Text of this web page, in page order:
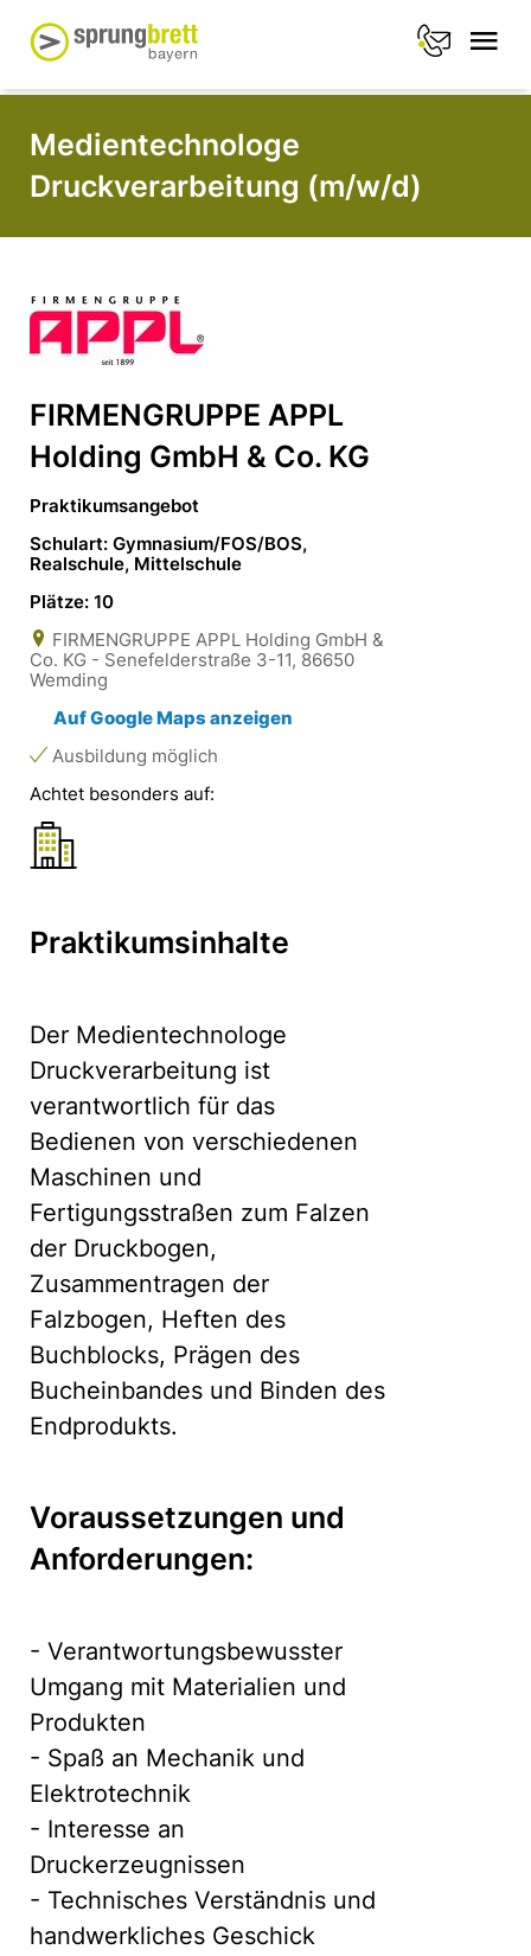
Medientechnologe
Druckverarbeitung (m/w/d)
FIRMENGRUPPE APPL
Holding GmbH & Co. KG
Praktikumsangebot
Schulart: Gymnasium/FOS/BOS,
Realschule, Mittelschule
Plätze: 10
FIRMENGRUPPE APPL Holding GmbH &
Co. KG - Senefelderstraße 3-11, 86650
Wemding
Auf Google Maps anzeigen
Ausbildung möglich
Achtet besonders auf:
Praktikumsinhalte
Der Medientechnologe
Druckverarbeitung ist
verantwortlich für das
Bedienen von verschiedenen
Maschinen und
Fertigungsstraßen zum Falzen
der Druckbogen,
Zusammentragen der
Falzbogen, Heften des
Buchblocks, Prägen des
Bucheinbandes und Binden des
Endprodukts.
Voraussetzungen und
Anforderungen:
- Verantwortungsbewusster
Umgang mit Materialien und
Produkten
- Spaß an Mechanik und
Elektrotechnik
- Interesse an
Druckerzeugnissen
- Technisches Verständnis und
handwerkliches Geschick